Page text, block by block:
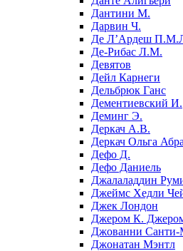
Дантини М.
Дарвин Ч.
Де Л’Ардеш
Де-Рибас Л.М.
Девятов
Дейл Карнеги
Дельбрюк Ганс
Дементиевский И.
Деминг Э.
Деркач А.В.
Деркач Ольга
Дефо Д.
Дефо Даниель
Джалаладдин
Джеймс Хедли
Джек Лондон
Джером К.
Джованни
Джонатан Мэнтл